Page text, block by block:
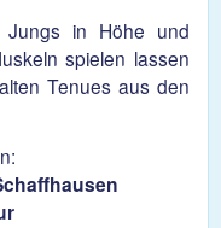
in Höhe und
spielen lassen
Tenues aus den